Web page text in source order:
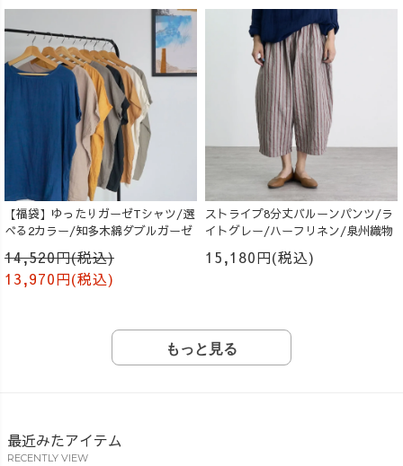
【福袋】ゆったりガーゼTシャツ/選
べる2カラー/知多木綿ダブルガーゼ
14,520円(税込)
13,970円(税込)
ストライプ8分丈バルーンパンツ/ラ
イトグレー/ハーフリネン/泉州織物
15,180円(税込)
もっと見る
最近みたアイテム
RECENTLY VIEW